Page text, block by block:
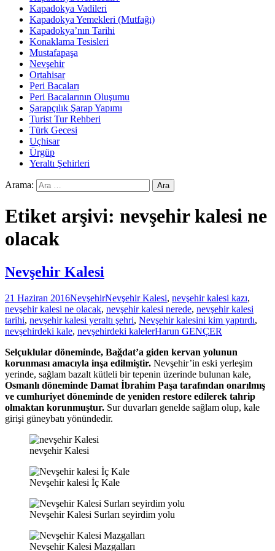
Kapadokya Vadileri
Kapadokya Yemekleri (Mutfağı)
Kapadokya’nın Tarihi
Konaklama Tesisleri
Mustafapaşa
Nevşehir
Ortahisar
Peri Bacaları
Peri Bacalarının Oluşumu
Şarapçılık Şarap Yapımı
Turist Tur Rehberi
Türk Gecesi
Uçhisar
Ürgüp
Yeraltı Şehirleri
Arama:
Etiket arşivi: nevşehir kalesi ne
olacak
Nevşehir Kalesi
21 Haziran 2016NevşehirNevşehir Kalesi, nevşehir kalesi kazı,
nevşehir kalesi ne olacak, nevşehir kalesi nerede, nevşehir kalesi
tarihi, nevşehir kalesi yeraltı şehri, Nevşehir kalesini kim yaptırdı,
nevşehirdeki kale, nevşehirdeki kalelerHarun GENÇER
Selçuklular döneminde, Bağdat’a giden kervan yolunun
korunması amacıyla inşa edilmiştir. Nevşehir’in eski yerleşim
yerinde, sağlam bazalt kütleli bir tepenin üzerinde bulunan kale,
Osmanlı döneminde Damat İbrahim Paşa tarafından onarılmış
ve cumhuriyet döneminde de yeniden restore edilerek tahrip
olmaktan korunmuştur. Sur duvarları genelde sağlam olup, kale
girişi güneybatı yönündedir.
nevşehir Kalesi
Nevşehir kalesi İç Kale
Nevşehir Kalesi Surları seyirdim yolu
Nevşehir Kalesi Mazgalları